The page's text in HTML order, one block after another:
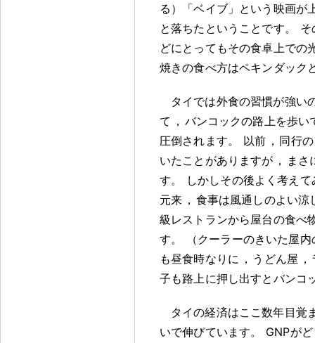
る）「ベイブ」という映画が
と落ちたということです。
そ
どにとってもその食卓上での
焼きの食べ方はペキンダック
タイでは外食の習慣が強い
て ， バンコックの路上を歩い
圧倒されます。 以前 ， 同行
いたことがありますが ， まさ
す。
しかしその後よく考えて
元来 ， 食事は風通しのよい涼
級レストランから屋台の食べ
す。
（クーラーのきいた屋
も昼食時なりに ， うどん屋 ，
子も路上に押し出すとバンコ
タイの経済はここ数年目覚
いで伸びています。
GNPが